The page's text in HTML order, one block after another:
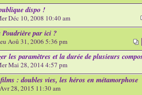
dispo !
Déc 10, 2008 10:40 am
Poudrière par ici ?
Aoû 31, 2006 5:36 pm
les paramètres et la durée de plusieurs
Mai 28, 2014 4:57 pm
: doubles vies, les héros en métamorphose
28, 2015 11:30 am